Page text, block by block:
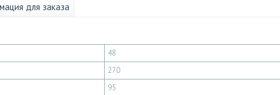
для заказа
48
270
95